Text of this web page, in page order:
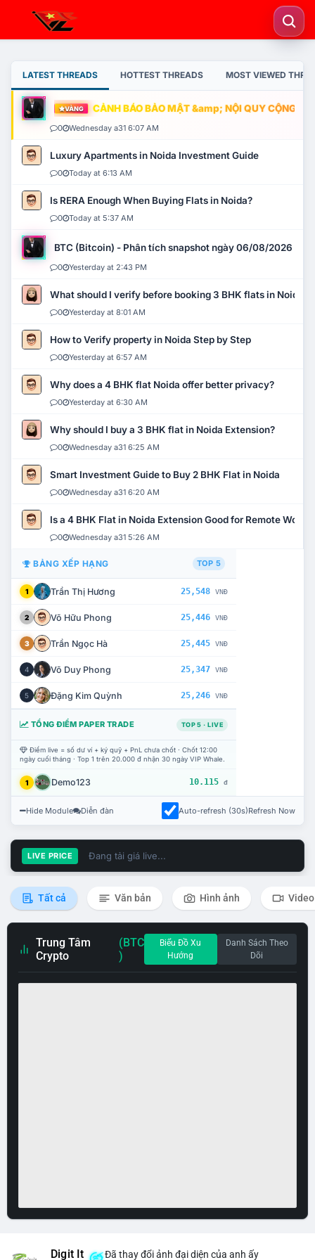
LATEST THREADS HOTTEST THREADS MOST VIEWED
VÀNG CẢNH BÁO BẢO MẬT &amp; NỘI QUY CỘNG
0 Wednesday a31 6:07 AM
Luxury Apartments in Noida Investment Guide
0 Today at 6:13 AM
Is RERA Enough When Buying Flats in Noida?
0 Today at 5:37 AM
BTC (Bitcoin) - Phân tích snapshot ngày 06/08/2026
0 Yesterday at 2:43 PM
What should I verify before booking 3 BHK flats in Noida?
0 Yesterday at 8:01 AM
How to Verify property in Noida Step by Step
0 Yesterday at 6:57 AM
Why does a 4 BHK flat Noida offer better privacy?
0 Yesterday at 6:30 AM
Why should I buy a 3 BHK flat in Noida Extension?
0 Wednesday a31 6:25 AM
Smart Investment Guide to Buy 2 BHK Flat in Noida
0 Wednesday a31 6:20 AM
Is a 4 BHK Flat in Noida Extension Good for Remote Work?
0 Wednesday a31 5:26 AM
BẢNG XẾP HẠNG TOP 5
1 Trần Thị Hương 25,548 VNĐ
2 Võ Hữu Phong 25,446 VNĐ
3 Trần Ngọc Hà 25,445 VNĐ
4 Võ Duy Phong 25,347 VNĐ
5 Đặng Kim Quỳnh 25,246 VNĐ
TỔNG ĐIỂM PAPER TRADE TOP 5 · LIVE
Điểm live = số dư ví + ký quỹ + PnL chưa chốt · Chốt 12:00
ngày cuối tháng · Top 1 trên 20.000 đ nhận 30 ngày VIP Whale.
1 Demo123 10.115 đ
Hide Module Diễn đàn Auto-refresh (30s)Refresh Now
LIVE PRICE Đang tải giá live...
Tất cả Văn bản Hình ảnh Video
Trung Tâm
Crypto
(BTC
)
Biểu Đồ Xu
Hướng
Danh Sách Theo
Dõi
Digit It Đã thay đổi ảnh đại diện của anh ấy